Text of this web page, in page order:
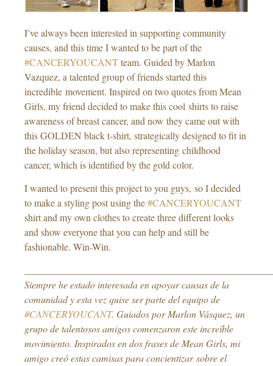
I’ve always been interested in supporting community
causes, and this time I wanted to be part of the
#CANCERYOUCANTteam. Guided by Marlon
Vazquez, a talented group of friends started this
incredible movement. Inspired on two quotes from Mean
Girls, my friend decided to make this cool shirts to raise
awareness of breast cancer, and now they came out with
this GOLDEN black t-shirt, strategically designed to fit in
the holiday season, but also representing childhood
cancer, which is identified by the gold color.
I wanted to present this project to you guys, so I decided
to make a styling post using the#CANCERYOUCANT
shirt and my own clothes to create three different looks
and show everyone that you can help and still be
fashionable. Win-Win.
Siempre he estado interesada en apoyar causas de la
comunidad y esta vez quise ser parte del equipo de
#CANCERYOUCANT. Guiados por Marlon Vásquez, un
grupo de talentosos amigos comenzaron este increíble
movimiento. Inspirados en dos frases de Mean Girls, mi
amigo creó estas camisas para concientizar sobre el